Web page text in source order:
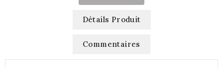
Détails Produit
Commentaires